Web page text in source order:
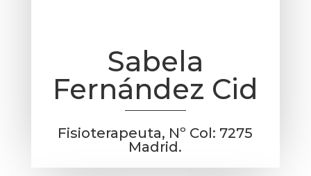
Sabela
Fernández Cid
Fisioterapeuta, Nº Col: 7275
Madrid.